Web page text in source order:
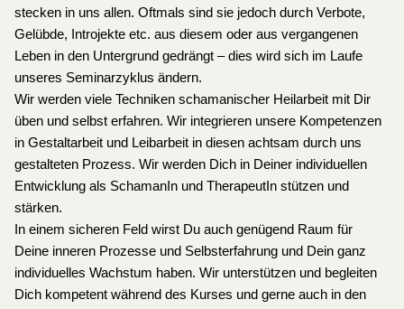
stecken in uns allen. Oftmals sind sie jedoch durch Verbote,
Gelübde, Introjekte etc. aus diesem oder aus vergangenen
Leben in den Untergrund gedrängt – dies wird sich im Laufe
unseres Seminarzyklus ändern.
Wir werden viele Techniken schamanischer Heilarbeit mit Dir
üben und selbst erfahren. Wir integrieren unsere Kompetenzen
in Gestaltarbeit und Leibarbeit in diesen achtsam durch uns
gestalteten Prozess. Wir werden Dich in Deiner individuellen
Entwicklung als SchamanIn und TherapeutIn stützen und
stärken.
In einem sicheren Feld wirst Du auch genügend Raum für
Deine inneren Prozesse und Selbsterfahrung und Dein ganz
individuelles Wachstum haben. Wir unterstützen und begleiten
Dich kompetent während des Kurses und gerne auch in den